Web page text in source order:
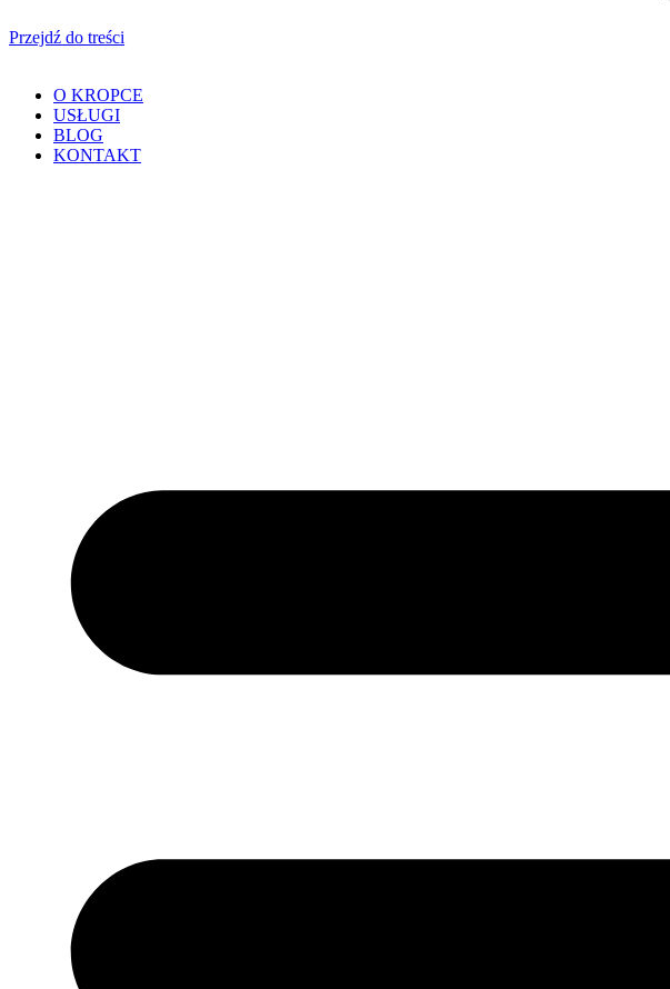
Przejdź do treści
O KROPCE
USŁUGI
BLOG
KONTAKT